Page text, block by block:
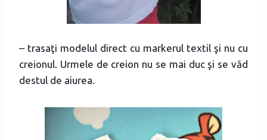
– trasaţi modelul direct cu markerul textil şi nu cu
creionul. Urmele de creion nu se mai duc şi se văd
destul de aiurea.